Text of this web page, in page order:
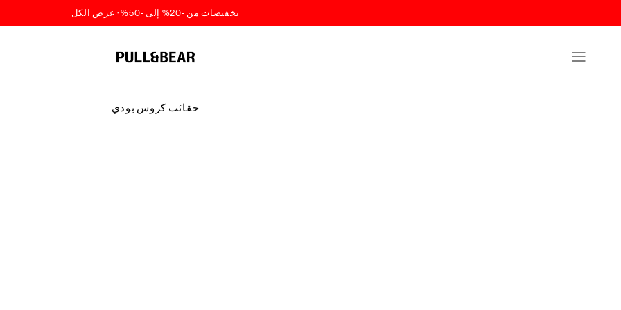
حقائب كروس بودي